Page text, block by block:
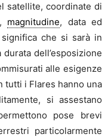
satellite, coordinate di
, magnitudine, data ed
che si sarà in
dell’esposizione
alle esigenze
tutti i Flares hanno una
si assestano
pose brevi
particolarmente